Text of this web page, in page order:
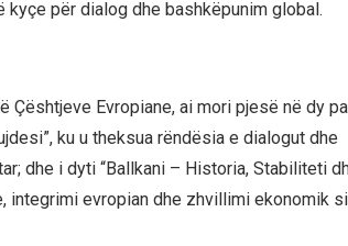
për dialog dhe bashkëpunim global.
Evropiane, ai mori pjesë në dy
ku u theksua rëndësia e dialogut dhe
dhe i dyti “Ballkani – Historia, Stabiliteti
integrimi evropian dhe zhvillimi ekonomik